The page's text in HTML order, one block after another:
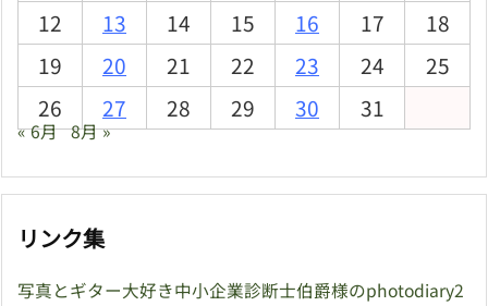
12
13 14 15 16 17
18
19
20 21 22 23 24
25
26
27 28 29 30 31
« 6月 8月 »
リンク集
写真とギター大好き中小企業診断士伯爵様のphotodiary2